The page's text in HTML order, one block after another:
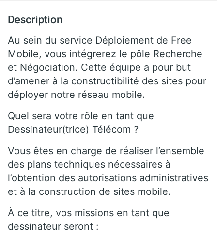
Description
Au sein du service Déploiement de Free
Mobile, vous intégrerez le pôle Recherche
et Négociation. Cette équipe a pour but
d’amener à la constructibilité des sites pour
déployer notre réseau mobile.
Quel sera votre rôle en tant que
Dessinateur(trice) Télécom ?
Vous êtes en charge de réaliser l’ensemble
des plans techniques nécessaires à
l’obtention des autorisations administratives
et à la construction de sites mobile.
À ce titre, vos missions en tant que
dessinateur seront :